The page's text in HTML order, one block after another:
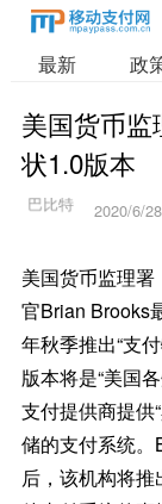
最新 政
美国货币
状1.0版本
2020/6/
美国货币监理
官Brian Brooks
年秋季推出“支
版本将是“美国
支付提供商提供
储的支付系统。
后，该机构将